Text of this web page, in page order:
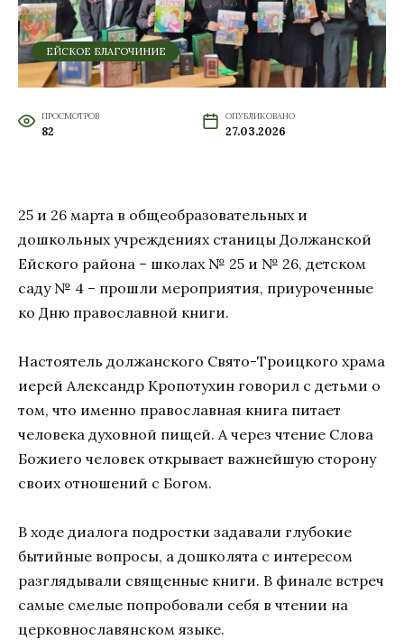
ЕЙСКОЕ БЛАГОЧИНИЕ
ПРОСМОТРОВ
82
ОПУБЛИКОВАНО
27.03.2026
25 и 26 марта в общеобразовательных и
дошкольных учреждениях станицы Должанской
Ейского района – школах № 25 и № 26, детском
саду № 4 – прошли мероприятия, приуроченные
ко Дню православной книги.
Настоятель должанского Свято-Троицкого храма
иерей Александр Кропотухин говорил с детьми о
том, что именно православная книга питает
человека духовной пищей. А через чтение Слова
Божиего человек открывает важнейшую сторону
своих отношений с Богом.
В ходе диалога подростки задавали глубокие
бытийные вопросы, а дошколята с интересом
разглядывали священные книги. В финале встреч
самые смелые попробовали себя в чтении на
церковнославянском языке.